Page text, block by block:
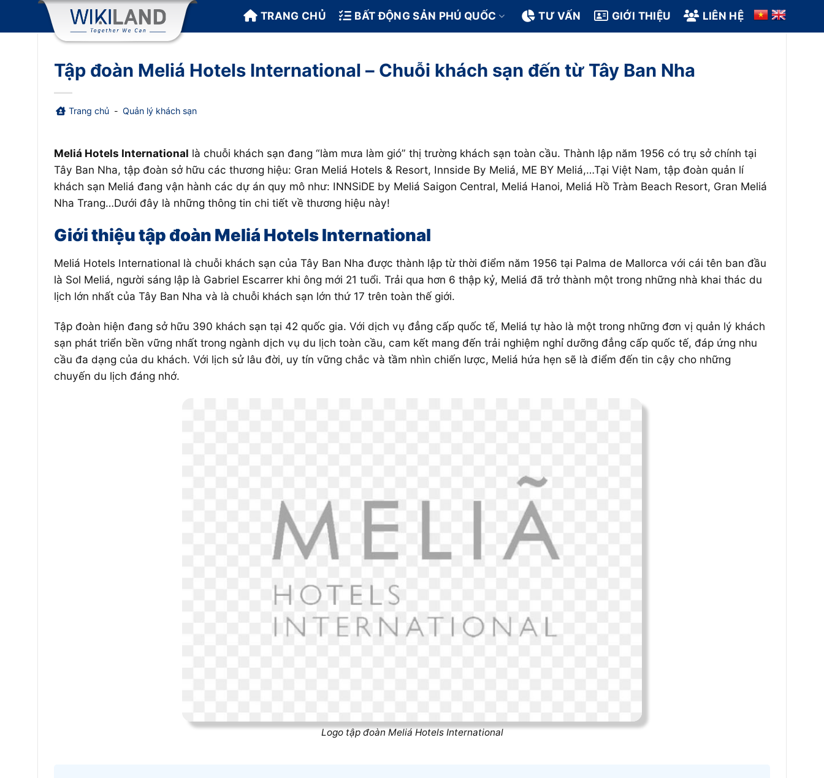
TRANG CHỦ BẤT ĐỘNG SẢN PHÚ QUỐC TƯ VẤN GIỚI THIỆU LIÊN HỆ
Tập đoàn Meliá Hotels International – Chuỗi khách sạn đến từ Tây Ban Nha
Trang chủ - Quản lý khách sạn
Meliá Hotels International là chuỗi khách sạn đang “làm mưa làm gió” thị trường khách sạn toàn cầu. Thành lập năm 1956 có trụ sở chính tại
Tây Ban Nha, tập đoàn sở hữu các thương hiệu: Gran Meliá Hotels & Resort, Innside By Meliá, ME BY Meliá,…Tại Việt Nam, tập đoàn quản lí
khách sạn Meliá đang vận hành các dự án quy mô như: INNSiDE by Meliá Saigon Central, Meliá Hanoi, Meliá Hồ Tràm Beach Resort, Gran Meliá
Nha Trang…Dưới đây là những thông tin chi tiết về thương hiệu này!
Giới thiệu tập đoàn Meliá Hotels International
Meliá Hotels International là chuỗi khách sạn của Tây Ban Nha được thành lập từ thời điểm năm 1956 tại Palma de Mallorca với cái tên ban đầu
là Sol Meliá, người sáng lập là Gabriel Escarrer khi ông mới 21 tuổi. Trải qua hơn 6 thập kỷ, Meliá đã trở thành một trong những nhà khai thác du
lịch lớn nhất của Tây Ban Nha và là chuỗi khách sạn lớn thứ 17 trên toàn thế giới.
Tập đoàn hiện đang sở hữu 390 khách sạn tại 42 quốc gia. Với dịch vụ đẳng cấp quốc tế, Meliá tự hào là một trong những đơn vị quản lý khách
sạn phát triển bền vững nhất trong ngành dịch vụ du lịch toàn cầu, cam kết mang đến trải nghiệm nghỉ dưỡng đẳng cấp quốc tế, đáp ứng nhu
cầu đa dạng của du khách. Với lịch sử lâu đời, uy tín vững chắc và tầm nhìn chiến lược, Meliá hứa hẹn sẽ là điểm đến tin cậy cho những
chuyến du lịch đáng nhớ.
Logo tập đoàn Meliá Hotels International